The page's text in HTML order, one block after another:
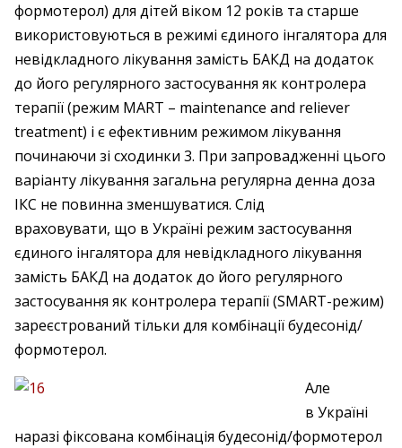
формотерол) для дітей віком 12 років та старше
використовуються в режимі єдиного інгалятора для
невідкладного лікування замість БАКД на додаток
до його регулярного застосування як контролера
терапії (режим MART – maintenance and reliever
treatment) і є ефективним режимом лікування
починаючи зі сходинки 3. При запровадженні цього
варіанту лікування загальна регулярна денна доза
ІКС не повинна зменшуватися. Слід
враховувати, що в Україні режим застосування
єдиного інгалятора для невідкладного лікування
замість БАКД на додаток до його регулярного
застосування як контролера терапії (SMART-режим)
зареєстрований тільки для комбінації будесонід/
формотерол.
Але
в Україні
наразі фіксована комбінація будесонід/формотерол